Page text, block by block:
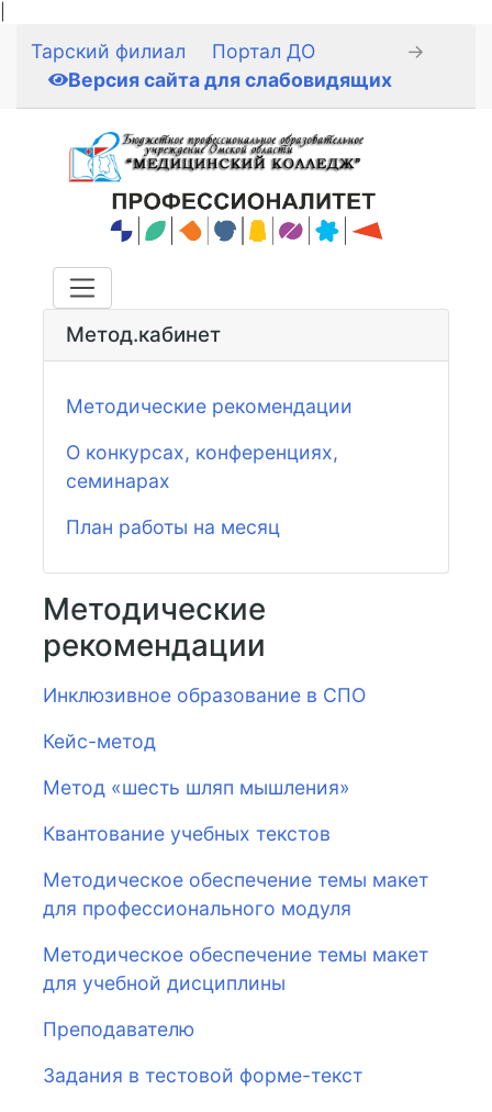
Тарский филиал Портал ДО
→
Версия сайта для слабовидящих
Методические
рекомендации
Инклюзивное образование в СПО
Кейс-метод
Метод «шесть шляп мышления»
Квантование учебных текстов
Методическое обеспечение темы макет
для профессионального модуля
Методическое обеспечение темы макет
для учебной дисциплины
Преподавателю
Задания в тестовой форме-текст
Метод.кабинет
Методические рекомендации
О конкурсах, конференциях,
семинарах
План работы на месяц